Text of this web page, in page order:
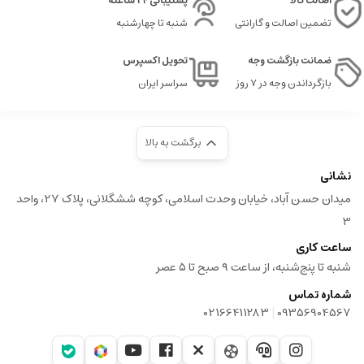
تضمین اصالت و گارانتی
شنبه تا چهارشنبه
ضمانت بازگشت وجه
بازگرداندن وجه در ۷ روز
تحویل اکسپرس
سراسر ایران
برگشت به بالا
نشانی
میدان حسن آباد، خیابان وحدت اسلامی، کوچه ششگلانی، پلاک 27، واحد
3
ساعت کاری
شنبه تا پنج‌شنبه، از ساعت ۹ صبح تا ۵ عصر
شماره تماس
09356904567
|
02166411283